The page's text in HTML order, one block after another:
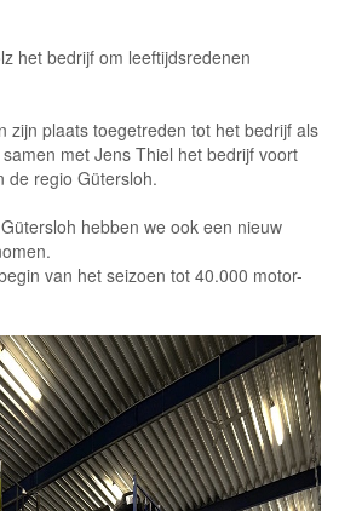
het bedrijf om leeftijdsredenen
zijn plaats toegetreden tot het bedrijf als
met Jens Thiel het bedrijf voort
de regio Gütersloh.
hebben we ook een nieuw
van het seizoen tot 40.000 motor-